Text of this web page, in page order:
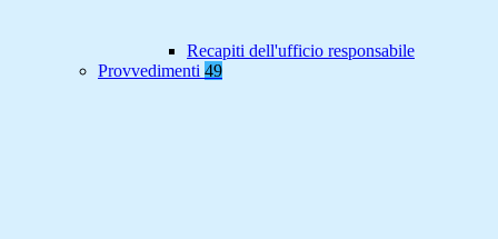
Recapiti dell'ufficio responsabile
Provvedimenti 49